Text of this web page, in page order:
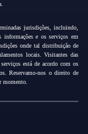
jurisdições, incluindo,
e os serviços em
onde tal distribuição de
locais. Visitantes das
está de acordo com os
Reservamo-nos o direito de
momento.